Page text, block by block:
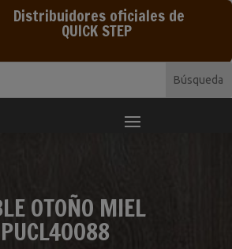
Distribuidores oficiales de
QUICK STEP
OTOÑO MIEL
PUCL40088